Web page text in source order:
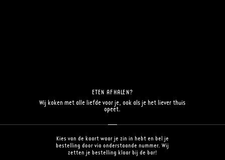
ETEN AFHALEN?
Wij koken met alle liefde voor je, ook als je het liever thuis
opeet.
Kies van de kaart waar je zin in hebt en bel je
bestelling door via onderstaande nummer. Wij
zetten je bestelling klaar bij de bar!